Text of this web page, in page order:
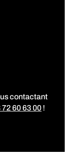
contactant
72 60 63 00 !